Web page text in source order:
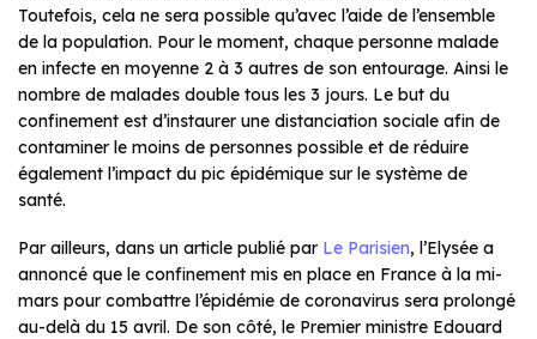
Toutefois, cela ne sera possible qu’avec l’aide de l’ensemble
de la population. Pour le moment, chaque personne malade
en infecte en moyenne 2 à 3 autres de son entourage. Ainsi le
nombre de malades double tous les 3 jours. Le but du
confinement est d’instaurer une distanciation sociale afin de
contaminer le moins de personnes possible et de réduire
également l’impact du pic épidémique sur le système de
santé.
Par ailleurs, dans un article publié par Le Parisien, l’Elysée a
annoncé que le confinement mis en place en France à la mi-
mars pour combattre l’épidémie de coronavirus sera prolongé
au-delà du 15 avril. De son côté, le Premier ministre Edouard